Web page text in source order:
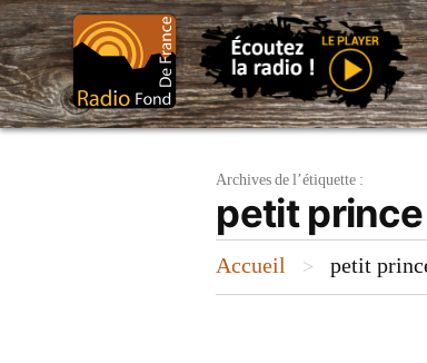
Aller
au
contenu
Archives de l’étiquette :
petit prince
Accueil > petit